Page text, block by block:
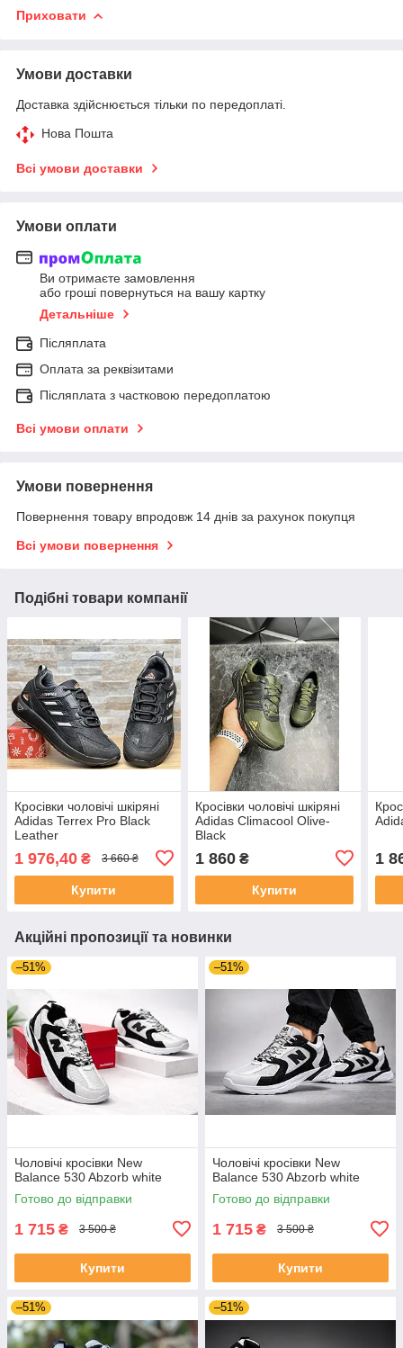
Приховати
Умови доставки
Доставка здійснюється тільки по передоплаті.
Нова Пошта
Всі умови доставки
Умови оплати
Ви отримаєте замовлення
або гроші повернуться на вашу картку
Детальніше
Післяплата
Оплата за реквізитами
Післяплата з частковою передоплатою
Всі умови оплати
Умови повернення
Повернення товару впродовж 14 днів за рахунок покупця
Всі умови повернення
Подібні товари компанії
Кросівки чоловічі шкіряні
Adidas Terrex Pro Black
Leather
1 976,40 ₴ 3 660 ₴
Купити
Кросівки чоловічі шкіряні
Adidas Climacool Olive-
Black
1 860₴
Купити
1
Акційні пропозиції та новинки
–51%
Чоловічі кросівки New
Balance 530 Abzorb white
Готово до відправки
1 715 ₴ 3 500 ₴
Купити
–51%
Чоловічі кросівки New
Balance 530 Abzorb white
Готово до відправки
1 715 ₴ 3 500 ₴
Купити
–51% –51%